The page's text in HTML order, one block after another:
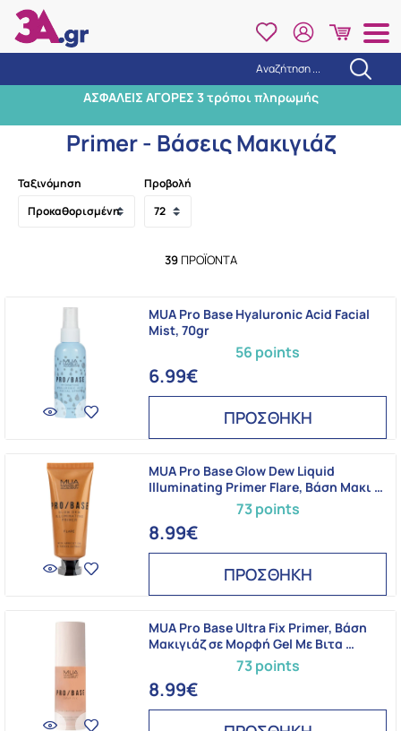
Αναζήτηση ...
ΑΣΦΑΛΕΙΣ ΑΓΟΡΕΣ 3 τρόποι πληρωμής
Αναζήτηση
Πρόσωπο Primer - Βάσεις Μακιγιάζ
Primer - Βάσεις Μακιγιάζ
Ταξινόμηση Προβολή
39ΠΡΟΪΌΝΤΑ
56 points
MUA Pro Base Hyaluronic Acid Facial
Mist, 70gr
6.99€
ΠΡΟΣΘΗΚΗ
73 points
MUA Pro Base Glow Dew Liquid
Illuminating Primer Flare, Βάση Μακι …
8.99€
ΠΡΟΣΘΗΚΗ
73 points
MUA Pro Base Ultra Fix Primer, Βάση
Μακιγιάζ σε Μορφή Gel Mε Βιτα …
8.99€